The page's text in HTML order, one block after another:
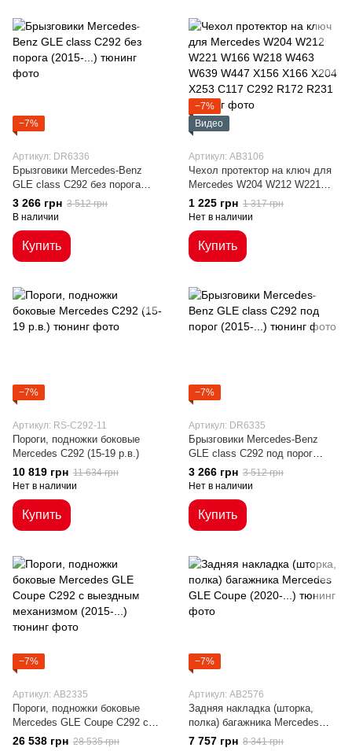
−7%
Артикул: DR6336
Брызговики Mercedes-Benz
GLE class C292 без порога
(2015-...)
3 266 грн 3 512 грн
В наличии
Купить
−7%
Видео
Артикул: AB3106
Чехол протектор на ключ для
Mercedes W204 W212 W221
W166 W218 W463 W639 W447
X156 X166 X204 X253 C117
1 225 грн 1 317 грн
Нет в наличии
Купить
−7%
Артикул: RS-C292-11
Пороги, подножки боковые
Mercedes C292 (15-19 р.в.)
10 819 грн 11 634 грн
Нет в наличии
Купить
−7%
Артикул: DR6335
Брызговики Mercedes-Benz
GLE class C292 под порог
(2015-...)
3 266 грн 3 512 грн
Нет в наличии
Купить
−7%
Артикул: AB2335
Пороги, подножки боковые
Mercedes GLE Coupe C292 с
выездным механизмом
26 538 грн 28 535 грн
−7%
Артикул: AB2576
Задняя накладка (шторка,
полка) багажника Mercedes
GLE Coupe (2020-...)
7 757 грн 8 341 грн